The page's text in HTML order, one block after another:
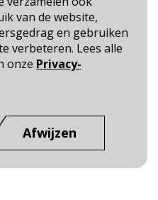
van de website,
en gebruiken
verbeteren. Lees alle
onze Privacy-
Afwijzen